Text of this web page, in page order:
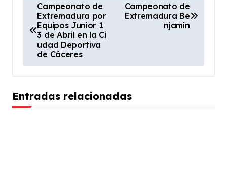
g
c
Campeonato de
Extremadura por
Equipos Junior 1
3 de Abril en la Ci
udad Deportiva
de Cáceres
Campeonato de
Extremadura Be
njamín
Entradas relacionadas